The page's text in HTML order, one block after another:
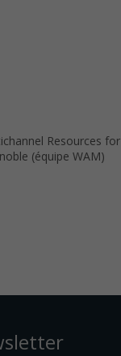
Resources
(équipe WAM)